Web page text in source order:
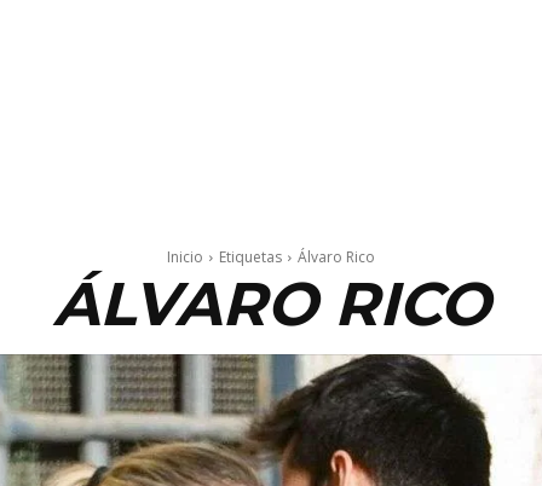
Inicio Etiquetas Álvaro Rico
ÁLVARO RICO